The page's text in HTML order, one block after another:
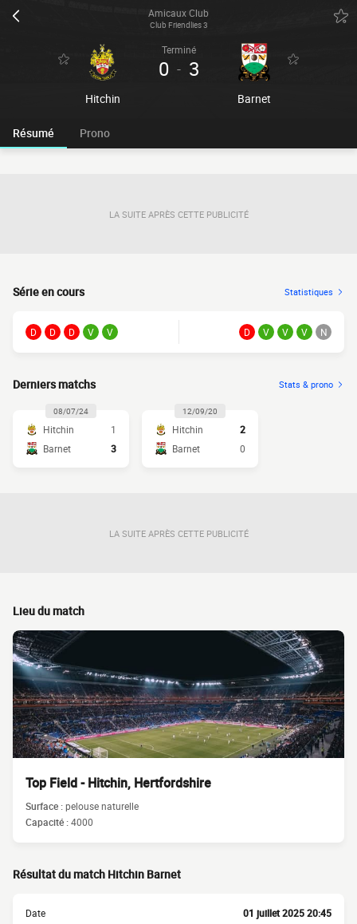
Amicaux Club
Club Friendlies 3
Hitchin
Terminé
0 - 3
Barnet
Résumé Prono
LA SUITE APRÈS CETTE PUBLICITÉ
Série en cours Statistiques
D D D V V D V V V N
Derniers matchs Stats & prono
08/07/24
Hitchin
1
Barnet
3
12/09/20
Hitchin
2
Barnet
0
LA SUITE APRÈS CETTE PUBLICITÉ
Lieu du match
Top Field - Hitchin, Hertfordshire
Surface :pelouse naturelle
Capacité :4000
Résultat du match Hitchin Barnet
Date 01 juillet 2025 20:45